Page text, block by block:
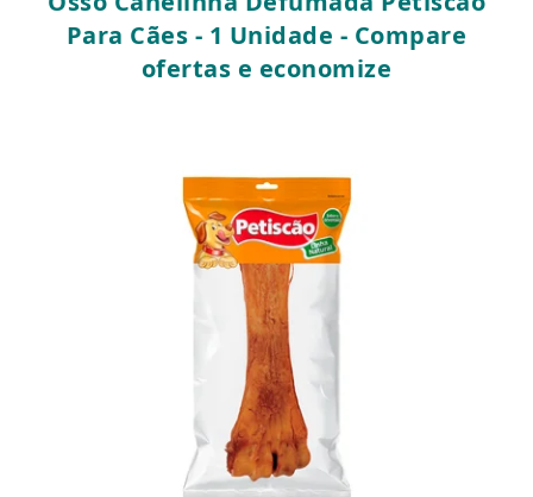
Para Cães - 1 Unidade - Compare
ofertas e economize